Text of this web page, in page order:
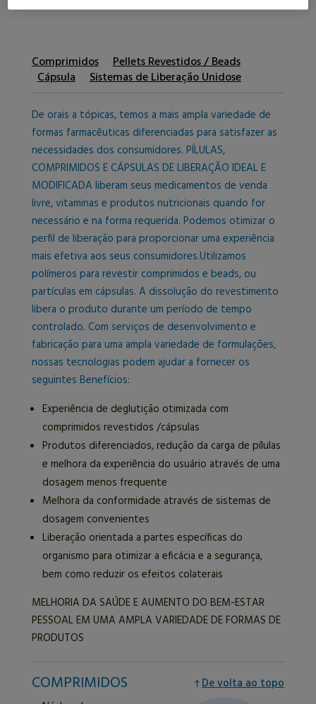
Comprimidos
Pellets Revestidos / Beads
Cápsula
Sistemas de Liberação Unidose
De orais a tópicas, temos a mais ampla variedade de
formas farmacêuticas diferenciadas para satisfazer as
necessidades dos consumidores. PÍLULAS,
COMPRIMIDOS E CÁPSULAS DE LIBERAÇÃO IDEAL E
MODIFICADA liberam seus medicamentos de venda
livre, vitaminas e produtos nutricionais quando for
necessário e na forma requerida. Podemos otimizar o
perfil de liberação para proporcionar uma experiência
mais efetiva aos seus consumidores.Utilizamos
polímeros para revestir comprimidos e beads, ou
partículas em cápsulas. A dissolução do revestimento
libera o produto durante um período de tempo
controlado. Com serviços de desenvolvimento e
fabricação para uma ampla variedade de formulações,
nossas tecnologias podem ajudar a fornecer os
seguintes Benefícios:
Experiência de deglutição otimizada com
comprimidos revestidos /cápsulas
Produtos diferenciados, redução da carga de pílulas
e melhora da experiência do usuário através de uma
dosagem menos frequente
Melhora da conformidade através de sistemas de
dosagem convenientes
Liberação orientada a partes específicas do
organismo para otimizar a eficácia e a segurança,
bem como reduzir os efeitos colaterais
MELHORIA DA SAÚDE E AUMENTO DO BEM-ESTAR
PESSOAL EM UMA AMPLA VARIEDADE DE FORMAS DE
PRODUTOS
De volta ao topo
COMPRIMIDOS